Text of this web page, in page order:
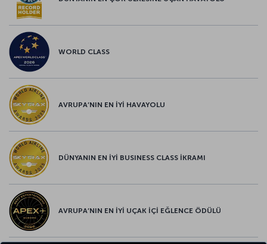
WORLD CLASS
AVRUPA’NIN EN İYİ HAVAYOLU
DÜNYANIN EN İYİ BUSINESS CLASS İKRAMI
AVRUPA’NIN EN İYİ UÇAK İÇİ EĞLENCE ÖDÜLÜ